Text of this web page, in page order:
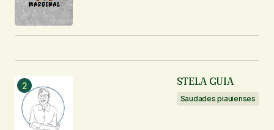
Notifique-me sobre novas publicações por e-mail.
STELA GUIA
Saudades piauienses